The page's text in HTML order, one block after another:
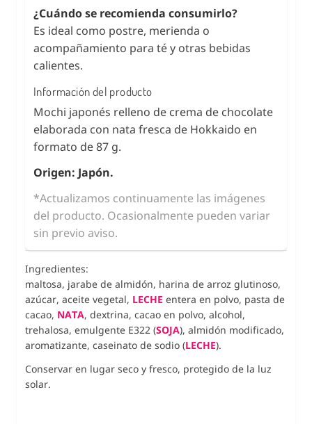
¿Cuándo se recomienda consumirlo?
Es ideal como postre, merienda o
acompañamiento para té y otras bebidas
calientes.
Información del producto
Mochi japonés relleno de crema de chocolate
elaborada con nata fresca de Hokkaido en
formato de 87 g.
Origen: Japón.
*Actualizamos continuamente las imágenes
del producto. Ocasionalmente pueden variar
sin previo aviso.
Ingredientes:
maltosa, jarabe de almidón, harina de arroz glutinoso,
azúcar, aceite vegetal, LECHE entera en polvo, pasta de
cacao, NATA, dextrina, cacao en polvo, alcohol,
trehalosa, emulgente E322 (SOJA), almidón modificado,
aromatizante, caseinato de sodio (LECHE).
Conservar en lugar seco y fresco, protegido de la luz
solar.